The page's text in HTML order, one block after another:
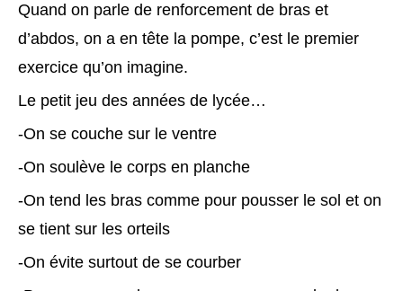
Quand on parle de renforcement de bras et
d’abdos, on a en tête la pompe, c’est le premier
exercice qu’on imagine.
Le petit jeu des années de lycée…
-On se couche sur le ventre
-On soulève le corps en planche
-On tend les bras comme pour pousser le sol et on
se tient sur les orteils
-On évite surtout de se courber